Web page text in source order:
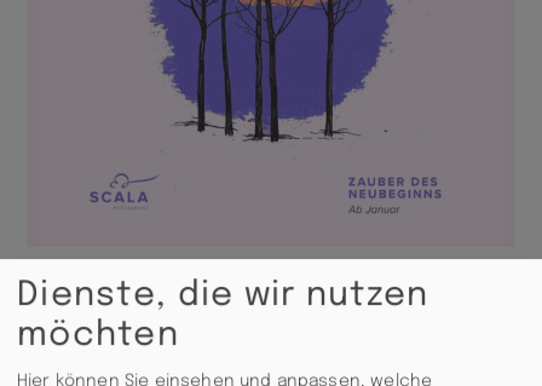
Dienste, die wir nutzen
möchten
Hier können Sie einsehen und anpassen, welche